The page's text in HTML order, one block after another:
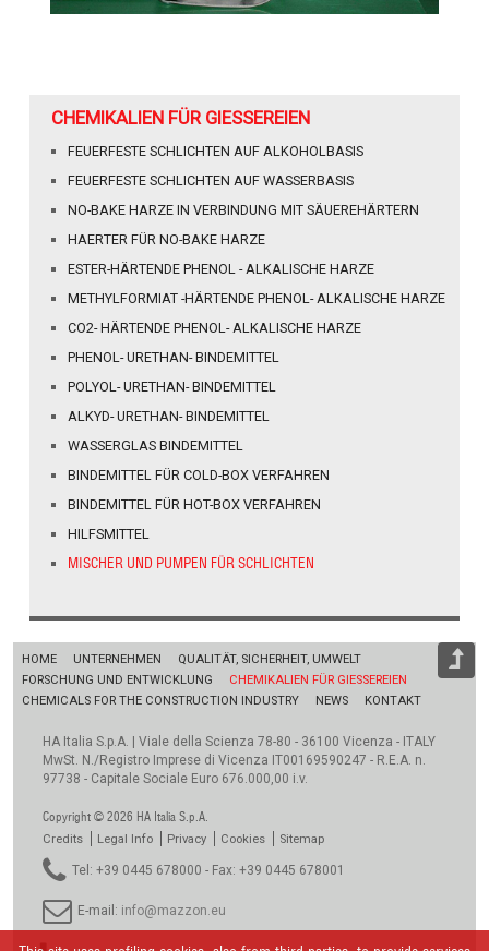
CHEMIKALIEN FÜR GIESSEREIEN
FEUERFESTE SCHLICHTEN AUF ALKOHOLBASIS
FEUERFESTE SCHLICHTEN AUF WASSERBASIS
NO-BAKE HARZE IN VERBINDUNG MIT SÄUEREHÄRTERN
HAERTER FÜR NO-BAKE HARZE
ESTER-HÄRTENDE PHENOL - ALKALISCHE HARZE
METHYLFORMIAT -HÄRTENDE PHENOL- ALKALISCHE HARZE
CO2- HÄRTENDE PHENOL- ALKALISCHE HARZE
PHENOL- URETHAN- BINDEMITTEL
POLYOL- URETHAN- BINDEMITTEL
ALKYD- URETHAN- BINDEMITTEL
WASSERGLAS BINDEMITTEL
BINDEMITTEL FÜR COLD-BOX VERFAHREN
BINDEMITTEL FÜR HOT-BOX VERFAHREN
HILFSMITTEL
MISCHER UND PUMPEN FÜR SCHLICHTEN
HOME UNTERNEHMEN
QUALITÄT, SICHERHEIT, UMWELT
FORSCHUNG UND ENTWICKLUNG
CHEMIKALIEN FÜR GIESSEREIEN
CHEMICALS FOR THE CONSTRUCTION INDUSTRY
NEWS KONTAKT
HA Italia S.p.A. | Viale della Scienza 78-80 - 36100 Vicenza - ITALY
MwSt. N./Registro Imprese di Vicenza IT00169590247 - R.E.A. n.
97738 - Capitale Sociale Euro 676.000,00 i.v.
Copyright © 2026 HA Italia S.p.A.
Credits Legal Info Privacy Cookies Sitemap
Tel: +39 0445 678000 - Fax: +39 0445 678001
E-mail: info@mazzon.eu